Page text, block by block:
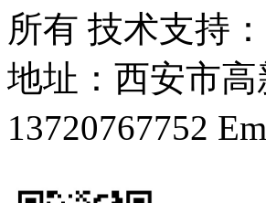
所有 技术支持：
地址：西安市
13720767752